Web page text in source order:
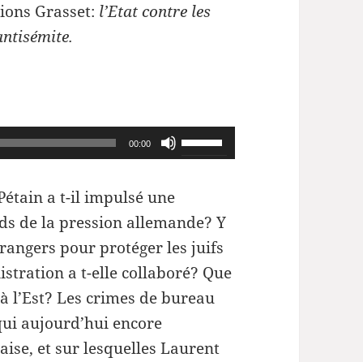
Grasset: l’Etat contre les
00:00
Utilisez
les
haut/bas
pour
augmenter
a t-il impulsé une
de la pression allemande? Y
pour protéger les juifs
a t-elle collaboré? Que
l’Est? Les crimes de bureau
aujourd’hui encore
et sur lesquelles Laurent